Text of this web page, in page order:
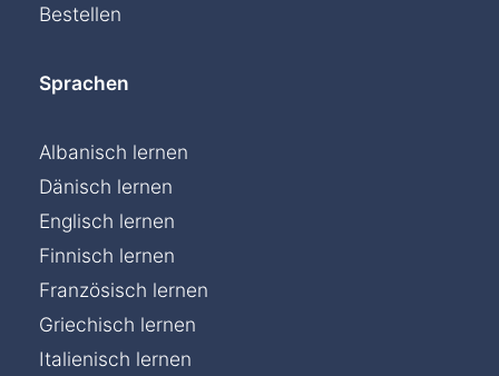
Bestellen
Sprachen
Albanisch lernen
Dänisch lernen
Englisch lernen
Finnisch lernen
Französisch lernen
Griechisch lernen
Italienisch lernen